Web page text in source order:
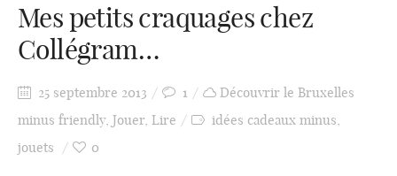
Mes petits craquages chez
Collégram…
25 septembre 2013 1
Découvrir le Bruxelles
minus friendly, Jouer, Lire idées cadeaux minus,
jouets
0